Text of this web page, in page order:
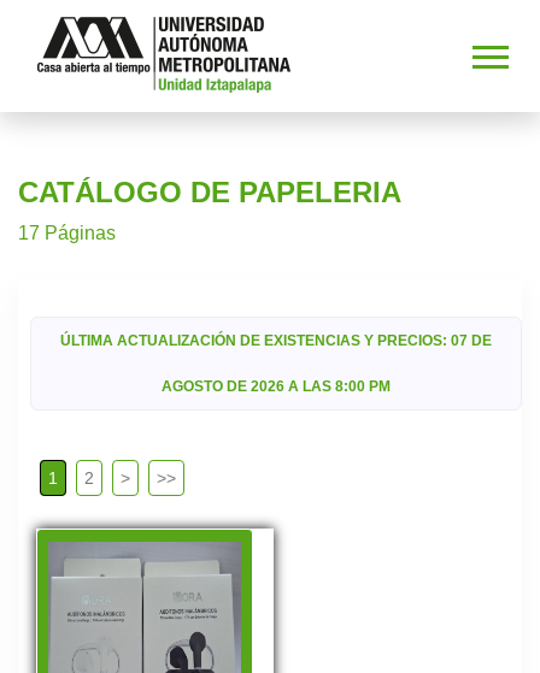
CATÁLOGO DE PAPELERIA
17 Páginas
ÚLTIMA ACTUALIZACIÓN DE EXISTENCIAS Y PRECIOS: 07 DE
AGOSTO DE 2026 A LAS 8:00 PM
1 2 > >>